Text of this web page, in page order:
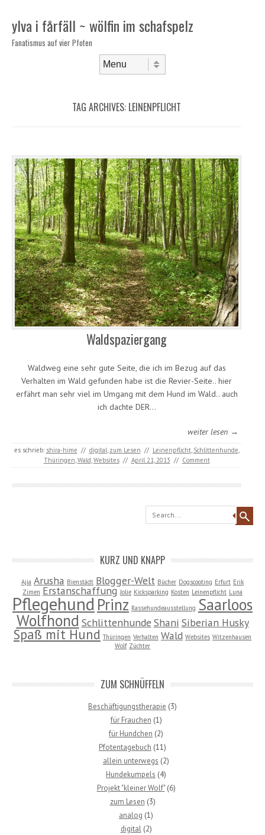
ylva i fårfäll ~ wölfin im schafspelz
Fanatismus auf vier Pfoten
TAG ARCHIVES: LEINENPFLICHT
Waldspaziergang
Waldweg eine sehr gute Seite, die ich im Bezug auf das
Verhalten im Wald gefunden habe ist die Revier-Seite.. hier
erfährt man sehr viel im Umgang mit dem Hund im Wald.. auch
ich dachte DER…
weiter lesen →
es schrieb: shira-hime // digital zum Lesen // Leinenpflicht, Schlittenhunde
Thüringen Wald Websites // April 21, 2013 // Comment
Search
KURZ UND KNAPP
Ajia Arusha Bienstädt Blogger-Welt Bücher Dogscooting Erfurt Erik
Zimen Erstanschaffung Jolie Kicksparking Kosten Leinenpflicht Luna
Pflegehund Prinz Rassehundeausstellung Saarloos
Wolfhond Schlittenhunde Shani Siberian Husky
Spaß mit Hund Thüringen Verhalten Wald Websites Witzenhausen
Wolf Züchter
ZUM SCHNÜFFELN
Beschäftigungstherapie (3)
für Frauchen (1)
für Hundchen (2)
Pfotentagebuch (11)
allein unterwegs (2)
Hundekumpels (4)
Projekt "kleiner Wolf"(6)
zum Lesen (3)
analog (1)
digital(2)